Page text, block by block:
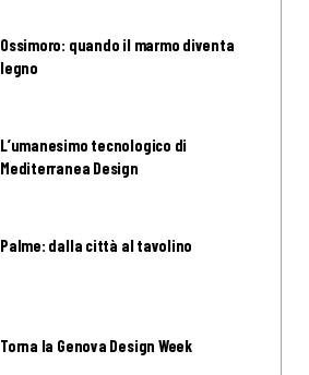
Ossimoro: quando il marmo diventa
legno
L’umanesimo tecnologico di
Mediterranea Design
Palme: dalla città al tavolino
Torna la Genova Design Week